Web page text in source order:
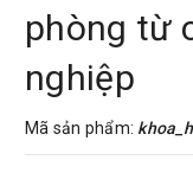
phòng từ
nghiệp
Mã sản phẩm: